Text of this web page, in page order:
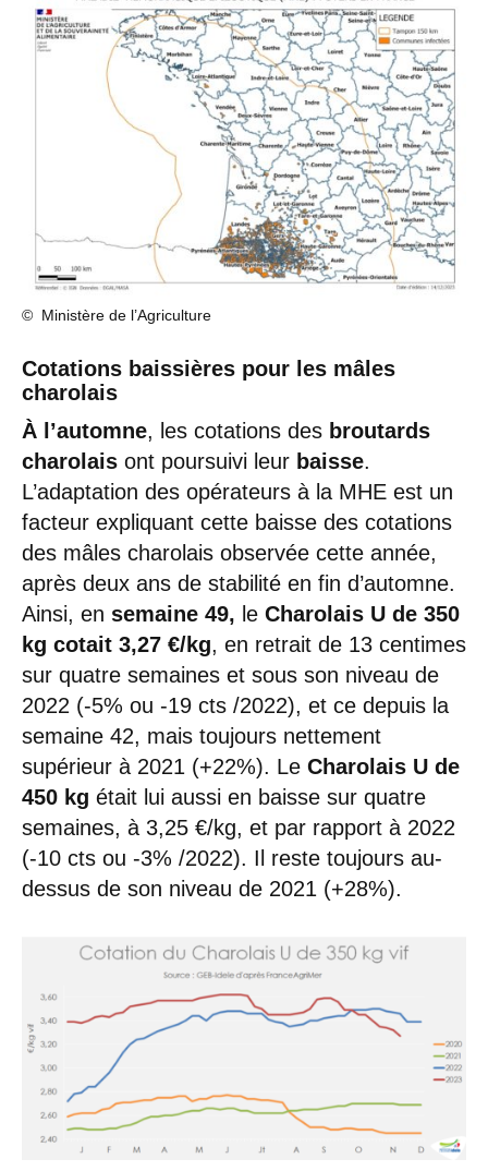
© Ministère de l’Agriculture
Cotations baissières pour les mâles
charolais
À l’automne, les cotations des broutards
charolais ont poursuivi leur baisse.
L’adaptation des opérateurs à la MHE est un
facteur expliquant cette baisse des cotations
des mâles charolais observée cette année,
après deux ans de stabilité en fin d’automne.
Ainsi, en semaine 49, le Charolais U de 350
kg cotait 3,27 €/kg, en retrait de 13 centimes
sur quatre semaines et sous son niveau de
2022 (-5% ou -19 cts /2022), et ce depuis la
semaine 42, mais toujours nettement
supérieur à 2021 (+22%). Le Charolais U de
450 kg était lui aussi en baisse sur quatre
semaines, à 3,25 €/kg, et par rapport à 2022
(-10 cts ou -3% /2022). Il reste toujours au-
dessus de son niveau de 2021 (+28%).